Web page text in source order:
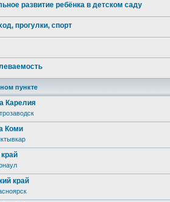
развитие ребёнка в детском саду
прогулки, спорт
пункте
Карелия
Коми
край